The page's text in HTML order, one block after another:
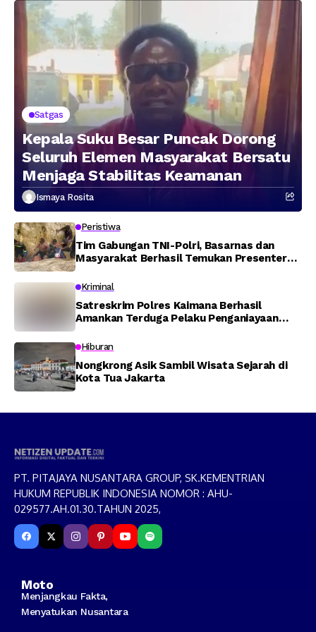
Wilayah Februari 2026
Satgas
Kepala Suku Besar Puncak Dorong
Seluruh Elemen Masyarakat Bersatu
Menjaga Stabilitas Keamanan
Ismaya Rosita
Peristiwa
Tim Gabungan TNI-Polri, Basarnas dan
Masyarakat Berhasil Temukan Presenter
Memti
Kriminal
Satreskrim Polres Kaimana Berhasil
Amankan Terduga Pelaku Penganiayaan
Hiburan
Nongkrong Asik Sambil Wisata Sejarah di
Kota Tua Jakarta
PT. PITAJAYA NUSANTARA GROUP, SK.KEMENTRIAN
HUKUM REPUBLIK INDONESIA NOMOR : AHU-
029577.AH.01.30.TAHUN 2025,
Moto
Menjangkau Fakta,
Menyatukan Nusantara